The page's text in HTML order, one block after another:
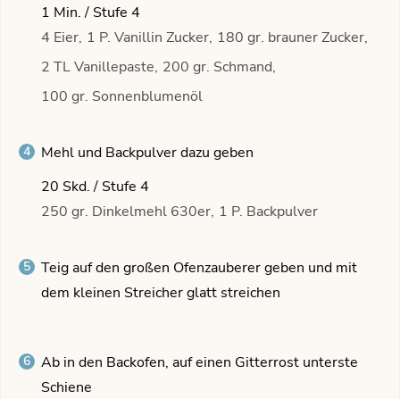
1 Min. / Stufe 4
4 Eier, 1 P. Vanillin Zucker, 180 gr. brauner Zucker,
2 TL Vanillepaste, 200 gr. Schmand,
100 gr. Sonnenblumenöl
Mehl und Backpulver dazu geben
20 Skd. / Stufe 4
250 gr. Dinkelmehl 630er, 1 P. Backpulver
Teig auf den großen Ofenzauberer geben und mit
dem kleinen Streicher glatt streichen
Ab in den Backofen, auf einen Gitterrost unterste
Schiene